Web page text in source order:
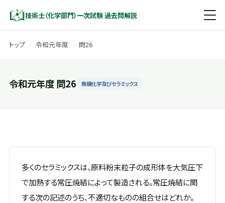
技術士（化学部門）一次試験 過去問解説
トップ 令和元年度 問26
令和元年度 問26 無機化学及びセラミックス
多くのセラミックスは、原料粉末粒子の成形体を大気圧下
で加熱する常圧焼結によって製造される。常圧焼結に関
する次の記述のうち、不適切なものの組合せはどれか。